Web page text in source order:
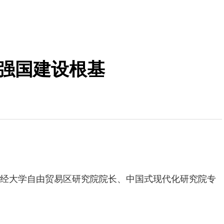
国建设根基
学自由贸易区研究院院长、中国式现代化研究院专